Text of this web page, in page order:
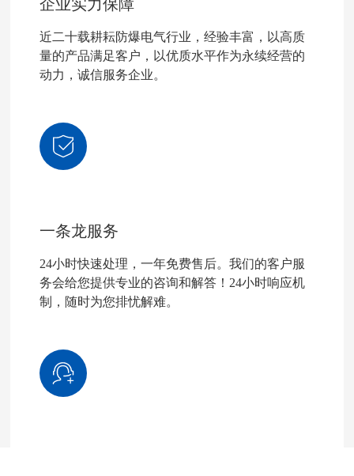
近二十载耕耘防爆电气行业，经验丰富，以高质
量的产品满足客户，以优质水平作为永续经营的
动力，诚信服务企业。
一条龙服务
24小时快速处理，一年免费售后。我们的客户服
务会给您提供专业的咨询和解答！24小时响应机
制，随时为您排忧解难。